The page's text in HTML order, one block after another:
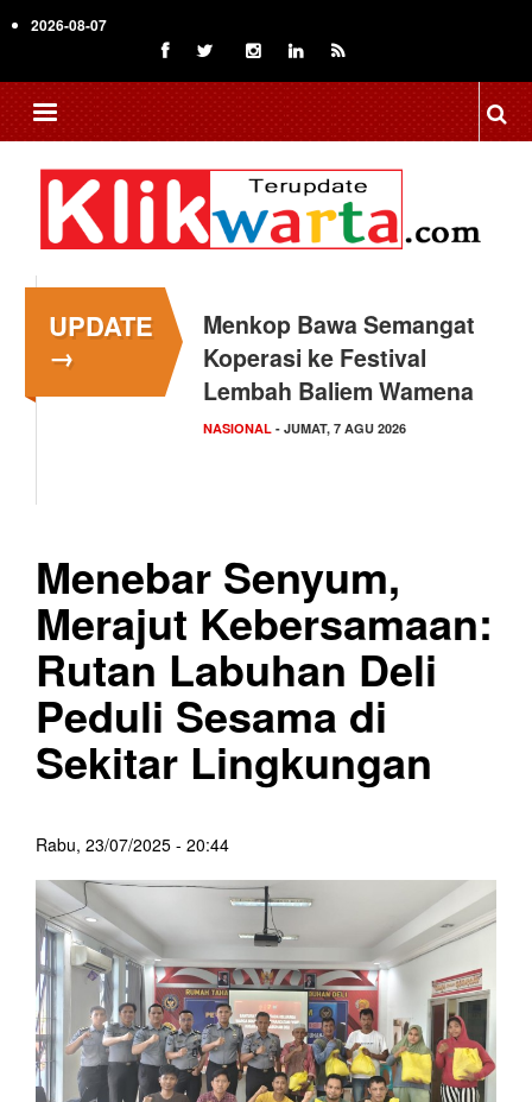
to
content
2026-08-07
UPDATE
→
Menkop Bawa Semangat
Koperasi ke Festival
Lembah Baliem Wamena
NASIONAL - JUMAT, 7 AGU 2026
Menebar Senyum,
Merajut Kebersamaan:
Rutan Labuhan Deli
Peduli Sesama di
Sekitar Lingkungan
Rabu, 23/07/2025 - 20:44